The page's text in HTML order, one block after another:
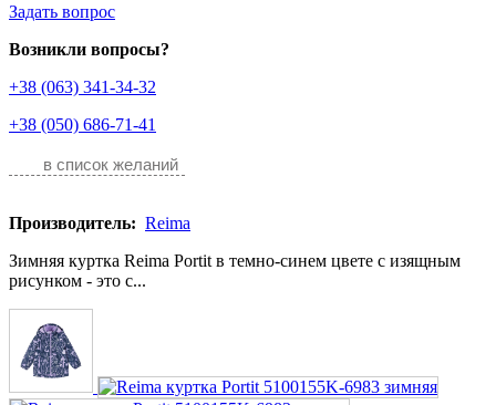
Задать вопрос
Возникли вопросы?
+38 (063) 341-34-32
+38 (050) 686-71-41
в список желаний
Производитель: Reima
Зимняя куртка Reima Portit в темно-синем цвете с изящным
рисунком - это с...